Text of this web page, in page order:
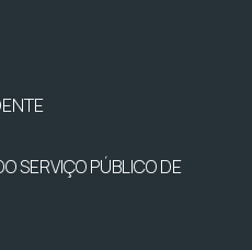
SERVIÇO PÚBLICO DE